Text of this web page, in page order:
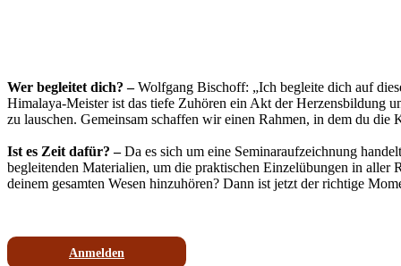
Wer begleitet dich? –Wolfgang Bischoff: „Ich begleite dich auf
Himalaya-Meister ist das tiefe Zuhören ein Akt der Herzensbildung
zu lauschen. Gemeinsam schaffen wir einen Rahmen, in dem du
Ist es Zeit dafür? –Da es sich um eine Seminaraufzeichnung
begleitenden Materialien, um die praktischen Einzelübungen in
deinem gesamten Wesen hinzuhören? Dann ist jetzt der richtige
Anmelden